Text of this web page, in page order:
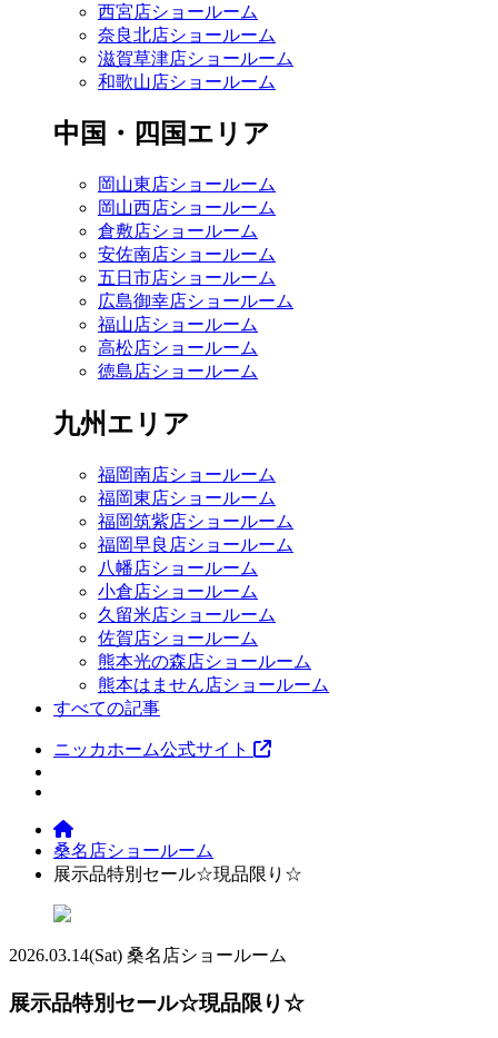
西宮店ショールーム
奈良北店ショールーム
滋賀草津店ショールーム
和歌山店ショールーム
中国・四国エリア
岡山東店ショールーム
岡山西店ショールーム
倉敷店ショールーム
安佐南店ショールーム
五日市店ショールーム
広島御幸店ショールーム
福山店ショールーム
高松店ショールーム
徳島店ショールーム
九州エリア
福岡南店ショールーム
福岡東店ショールーム
福岡筑紫店ショールーム
福岡早良店ショールーム
八幡店ショールーム
小倉店ショールーム
久留米店ショールーム
佐賀店ショールーム
熊本光の森店ショールーム
熊本はません店ショールーム
すべての記事
ニッカホーム公式サイト
桑名店ショールーム
展示品特別セール☆現品限り☆
2026.03.14(Sat) 桑名店ショールーム
展示品特別セール☆現品限り☆